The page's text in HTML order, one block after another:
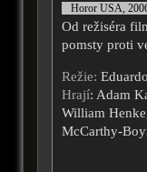
Horor USA,
Od režiséra
pomsty proti
Režie:
Hrají: Adam
William
McCarthy-